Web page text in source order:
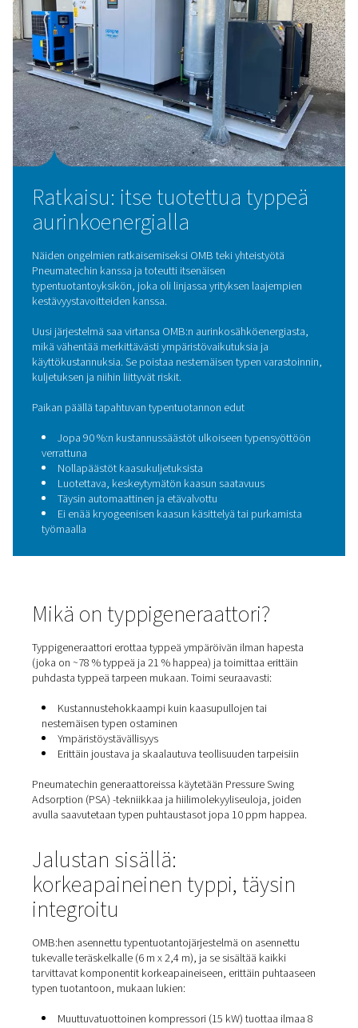
kryopumpuilla ja höyrystettiin sitten käyttöä varten.
Tässä asennuksessa oli useita ongelmia:
Korkeat kaasu- ja kuljetuskustannukset
Merkittävät typpihäviöt luonnollisesta
Rajallinen joustavuustoimituslogistiikassa
Monimutkainen käsittely ja turvallisuusongelmat
Ratkaisu: itse tuotettua
aurinkoenergialla
Näiden ongelmien ratkaisemiseksi OMB teki yhteistyötä
Pneumatechin kanssa ja toteutti itsenäisen
typentuotantoyksikön, joka oli linjassa yrityksen
kestävyystavoitteiden kanssa.
mikä vähentää merkittävästi ympäristövaikutuksia ja
käyttökustannuksia. Se poistaa nestemäisen typen
kuljetuksen ja niihin liittyvät riskit.
Paikan päällä tapahtuvan typentuotannon edut
verrattuna
Nollapäästötkaasukuljetuksista
Luotettava, keskeytymätön kaasun saatavuus
Täysin automaattinen ja etävalvottu
Ei enää kryogeenisen kaasun käsittelyä tai
työmaalla